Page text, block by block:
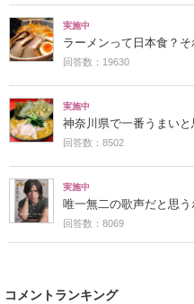
実施中
ラーメンって日本食？
回答数：19630
実施中
神奈川県で一番うまい
回答数：8502
実施中
唯一無二の歌声だと思う
回答数：8069
コメントランキング